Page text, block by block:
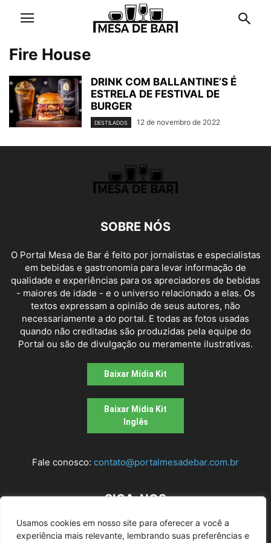
Usamos cookies em nosso site para oferecer a você a
experiência mais relevante, lembrando suas preferências e
Fire House
DRINK COM BALLANTINE’S É
ESTRELA DE FESTIVAL DE
BURGER
DESTILADOS 12 de novembro de 2022
SOBRE NÓS
O Portal Mesa de Bar é feito por jornalistas e especialistas
em bebidas e gastronomia para levar informação de
qualidade e experiências para os apreciadores de bebidas
- maiores de idade - e o universo relacionado a elas. Os
textos expressam a opinião de seus autores, não
necessariamente a do portal. E todas as fotos usadas
quando não creditadas são produzidas pela equipe do
Portal ou são de divulgação ou meramente ilustrativas.
Baixar Mídia Kit
Baixar Mídia Kit
Inglês
Fale conosco: contato@portalmesadebar.com.br
SIGA-NOS